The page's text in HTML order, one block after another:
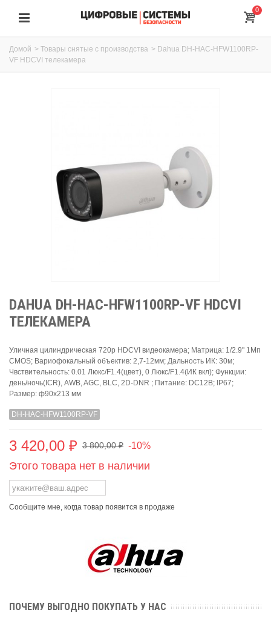
0
Домой > Товары снятые с производства > Dahua DH-HAC-HFW1100RP-
VF HDCVI телекамера
DAHUA DH-HAC-HFW1100RP-VF HDCVI
ТЕЛЕКАМЕРА
Уличная цилиндрическая 720p HDCVI видеокамера; Матрица: 1/2.9" 1Mп
CMOS; Вариофокальный объектив: 2,7-12мм; Дальность ИК: 30м;
Чвствительность: 0.01 Люкс/F1.4(цвет), 0 Люкс/F1.4(ИК вкл); Функции:
день/ночь(ICR), AWB, AGC, BLC, 2D-DNR ; Питание: DC12В; IP67;
Размер: ф90х213 мм
DH-HAC-HFW1100RP-VF
3 420,00 ₽ 3 800,00 ₽ -10%
Этого товара нет в наличии
Сообщите мне, когда товар появится в продаже
ПОЧЕМУ ВЫГОДНО ПОКУПАТЬ У НАС